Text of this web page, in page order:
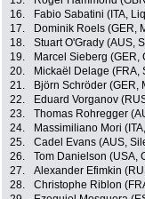
16.
Fabio Sabatini (ITA,
17.
Dominik Roels (GER,
18.
Stuart O'Grady (AUS,
19.
Marcel Sieberg (GER,
20.
Mickaël Delage (FRA,
21.
Björn Schröder (GER,
22.
Eduard Vorganov
23.
Thomas Rohregger
24.
Massimiliano Mori
25.
Cadel Evans (AUS,
26.
Tom Danielson (USA,
27.
Alexander Efimkin
28.
Christophe Riblon